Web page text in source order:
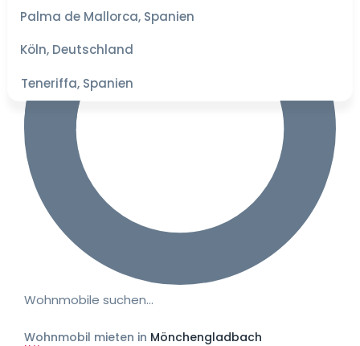
Palma de Mallorca, Spanien
Köln, Deutschland
Teneriffa, Spanien
für die
besten
Preise
Wohnmobile suchen…
Wohnmobil mieten in Mönchengladbach